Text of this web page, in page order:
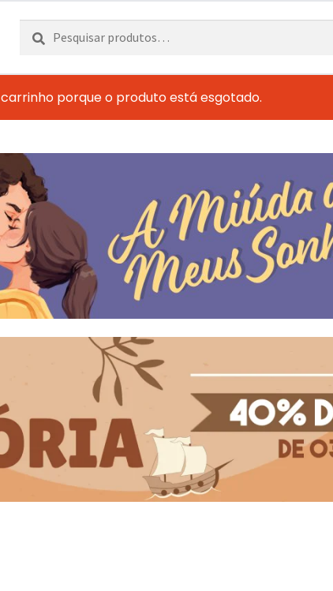
Pesquisar
por:
Pesquisa
porque o produto está esgotado.